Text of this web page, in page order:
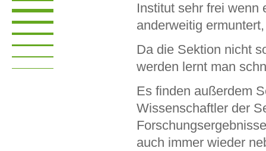
Institut sehr frei wenn
anderweitig
Da die Sektion nicht
werden lernt man
Es finden außerdem
Wissenschaftler der
auch immer wieder